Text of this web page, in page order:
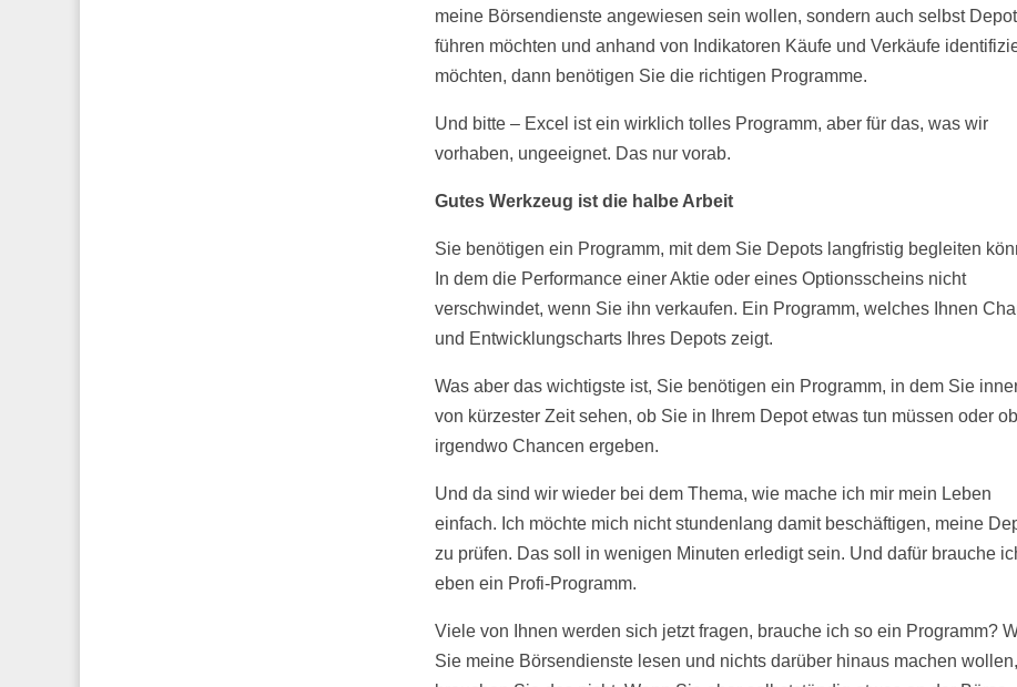
meine Börsendienste angewiesen sein wollen, sondern auch selbst
führen möchten und anhand von Indikatoren Käufe und Verkäufe
möchten, dann benötigen Sie die richtigen Programme.
Und bitte – Excel ist ein wirklich tolles Programm, aber für das, was wir
vorhaben, ungeeignet. Das nur vorab.
Gutes Werkzeug ist die halbe Arbeit
Sie benötigen ein Programm, mit dem Sie Depots langfristig begleiten
In dem die Performance einer Aktie oder eines Optionsscheins nicht
verschwindet, wenn Sie ihn verkaufen. Ein Programm, welches Ihnen
und Entwicklungscharts Ihres Depots zeigt.
Was aber das wichtigste ist, Sie benötigen ein Programm, in dem Sie
von kürzester Zeit sehen, ob Sie in Ihrem Depot etwas tun müssen oder
irgendwo Chancen ergeben.
Und da sind wir wieder bei dem Thema, wie mache ich mir mein Leben
einfach. Ich möchte mich nicht stundenlang damit beschäftigen, meine
zu prüfen. Das soll in wenigen Minuten erledigt sein. Und dafür brauche
eben ein Profi-Programm.
Viele von Ihnen werden sich jetzt fragen, brauche ich so ein Programm?
Sie meine Börsendienste lesen und nichts darüber hinaus machen wollen,